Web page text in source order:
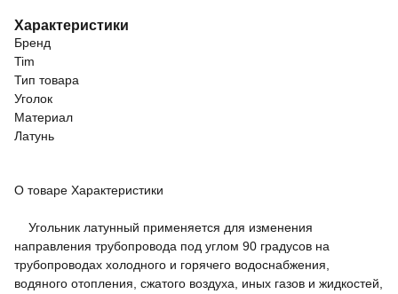
Характеристики
Бренд
Tim
Тип товара
Уголок
Материал
Латунь
О товаре Характеристики
Угольник латунный применяется для изменения
направления трубопровода под углом 90 градусов на
трубопроводах холодного и горячего водоснабжения,
водяного отопления, сжатого воздуха, иных газов и жидкостей,